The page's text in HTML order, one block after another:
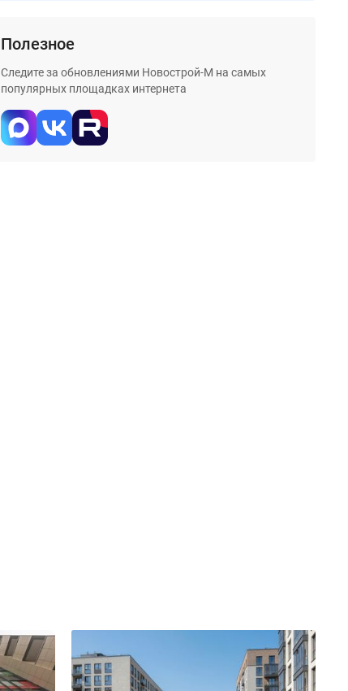
Полезное
Следите за обновлениями Новострой-М на самых
популярных площадках интернета